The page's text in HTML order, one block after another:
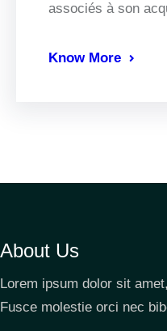
associés à son
Know More
About Us
Lorem ipsum dolor sit
Fusce molestie orci nec